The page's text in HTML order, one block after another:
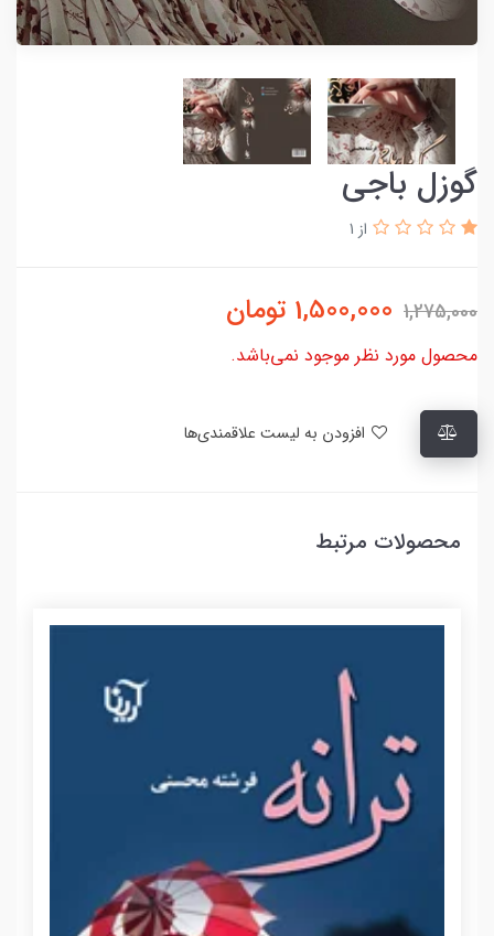
گوزل باجی
از 1
1,275,000
1,500,000 تومان
محصول مورد نظر موجود نمی‌باشد.
محصولات مرتبط